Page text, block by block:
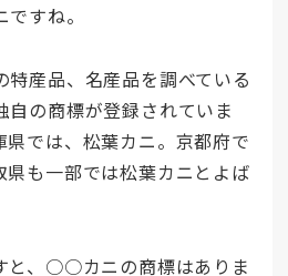
すね。
産品、名産品を調べている
自の商標が登録されていま
県では、松葉カニ。京都府で
県も一部では松葉カニとよば
と、○○カニの商標はありま